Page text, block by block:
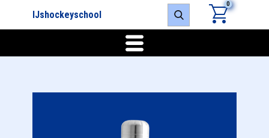
IJshockeyschool
0